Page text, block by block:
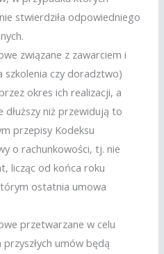
stwierdziła odpowiedniego
związane z zawarciem i
czy doradztwo)
okres ich realizacji, a
dłuższy niż przewidują to
przepisy Kodeksu
o rachunkowości, tj. nie
licząc od końca roku
ostatnia umowa
przetwarzane w celu
umów będą